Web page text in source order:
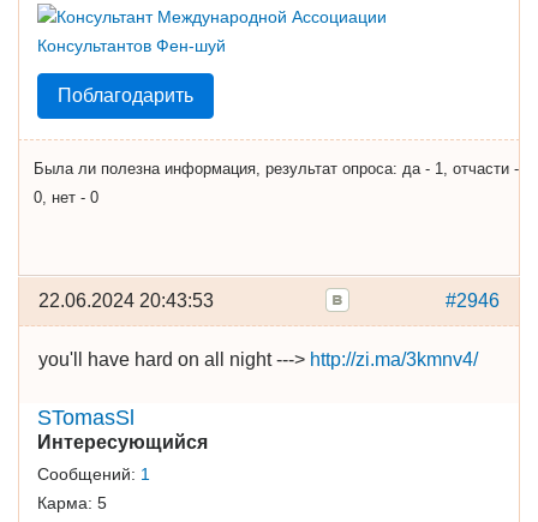
Поблагодарить
Была ли полезна информация, результат опроса: да - 1, отчасти -
0, нет - 0
#2946
22.06.2024 20:43:53
you'll have hard on all night ---> http://zi.ma/3kmnv4/
STomasSl
Интересующийся
Сообщений: 1
Карма: 5